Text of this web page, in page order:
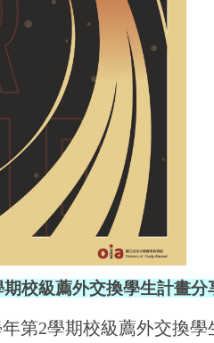
期校級薦外交換學生計畫分
第2學期校級薦外交換